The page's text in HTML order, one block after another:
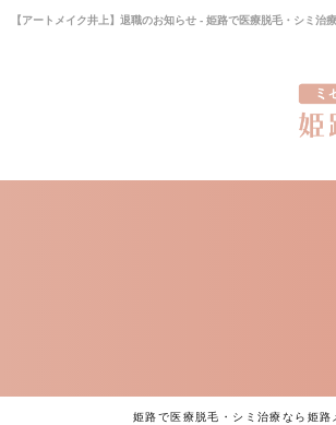
【アートメイク井上】退職のお知らせ - 姫路で医療脱毛・シミ治
姫路で医療脱毛・シミ治療なら姫